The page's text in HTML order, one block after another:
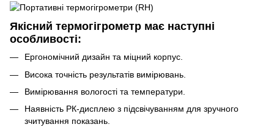
Якісний термогігрометр має наступні
особливості:
Ергономічний дизайн та міцний корпус.
Висока точність результатів вимірювань.
Вимірювання вологості та температури.
Наявність РК-дисплею з підсвічуванням для зручного
зчитування показань.